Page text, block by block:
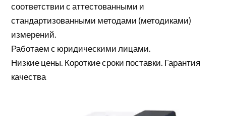
соответствии с аттестованными и
стандартизованными методами (методиками)
измерений.
Работаем с юридическими лицами.
Низкие цены. Короткие сроки поставки. Гарантия
качества